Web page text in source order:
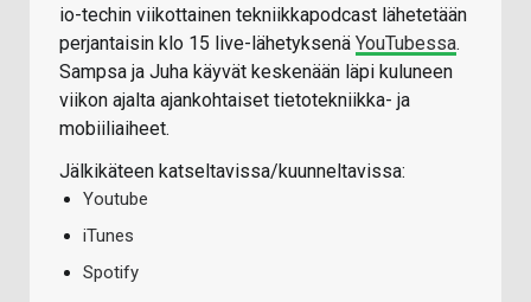
io-techin viikottainen tekniikkapodcast lähetetään
perjantaisin klo 15 live-lähetyksenä YouTubessa.
Sampsa ja Juha käyvät keskenään läpi kuluneen
viikon ajalta ajankohtaiset tietotekniikka- ja
mobiiliaiheet.
Jälkikäteen katseltavissa/kuunneltavissa:
Youtube
iTunes
Spotify